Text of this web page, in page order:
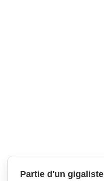
Partie d'un gigaliste